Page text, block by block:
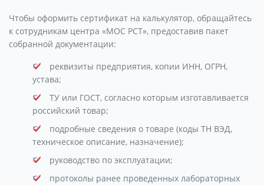
Чтобы оформить сертификат на калькулятор, обращайтесь
к сотрудникам центра «МОС РСТ», предоставив пакет
собранной документации:
реквизиты предприятия, копии ИНН, ОГРН,
устава;
ТУ или ГОСТ, согласно которым изготавливается
российский товар;
подробные сведения о товаре (коды ТН ВЭД,
техническое описание, назначение);
руководство по эксплуатации;
протоколы ранее проведенных лабораторных